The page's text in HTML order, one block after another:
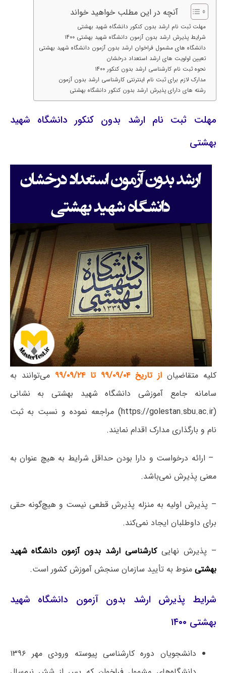
آنچه در این مطلب خواهید خواند
مهلت ثبت نام ارشد بدون کنکور دانشگاه شهید بهشتی
شرایط پذیرش ارشد بدون آزمون دانشگاه شهید بهشتی ۱۴۰۰
دانشگاه های مشمول فراخوان ارشد بدون آزمون دانشگاه شهید بهشتی
تعیین اولویت های ارشد استعداد درخشان
نحوه ثبت نام کارشناسی ارشد بدون کنکور ۱۴۰۰
مدارک لازم برای ثبت نام اینترنتی کارشناسی ارشد بدون آزمون
رشته های دارای پذیرش ارشد بدون کنکور دانشگاه بهشتی
مهلت ثبت نام ارشد بدون کنکور دانشگاه شهید
بهشتی
کلیه متقاضیان از تاریخ ۹۹/۰۹/۰۴ تا ۹۹/۰۹/۲۴
می‌توانند به
سامانه جامع آموزشی دانشگاه شهید بهشتی به نشانی
(
https://golestan.sbu.ac.ir) مراجعه نموده و نسبت به ثبت
نام و بارگذاری مدارک اقدام نمایند.
– ارائه درخواست و دارا بودن حداقل شرایط به هیچ عنوان به
معنی پذیرش نمی‌باشد.
– پذیرش اولیه به منزله پذیرش قطعی نیست و هیچ‌گونه حقی
برای داوطلبان ایجاد نمی‌کند.
– پذیرش نهاییکارشناسی ارشد بدون آزمون دانشگاه شهید
بهشتی منوط به تأیید سازمان سنجش آموزش کشور است.
شرایط پذیرش ارشد بدون آزمون دانشگاه شهید
بهشتی ۱۴۰۰
دانشجویان دوره کارشناسی پیوسته ورودی مهر ۱۳۹۶